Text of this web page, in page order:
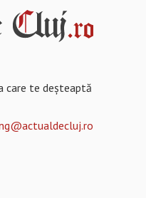
care te deșteaptă